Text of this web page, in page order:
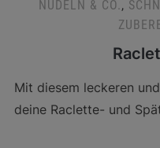
NUDELN & CO.,
Mit diesem leckeren
deine Raclette- und